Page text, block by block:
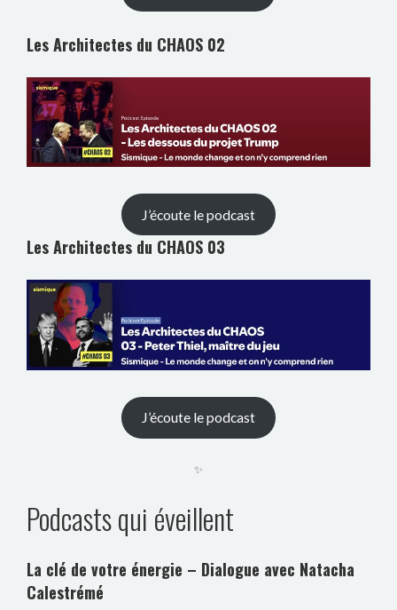
Les Architectes du CHAOS 02
J’écoute le podcast
Les Architectes du CHAOS 03
J’écoute le podcast
✨
Podcasts qui éveillent
La clé de votre énergie – Dialogue avec Natacha
Calestrémé